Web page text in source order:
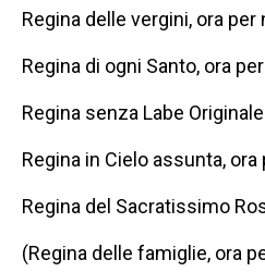
Regina delle vergini, ora per
Regina di ogni Santo, ora
Regina senza Labe
Regina in Cielo assunta, ora
Regina del Sacratissimo
(Regina delle famiglie, ora